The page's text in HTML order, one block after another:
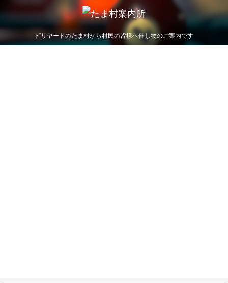
ビリヤードのたま村から村民の皆様へ催し物のご案内です